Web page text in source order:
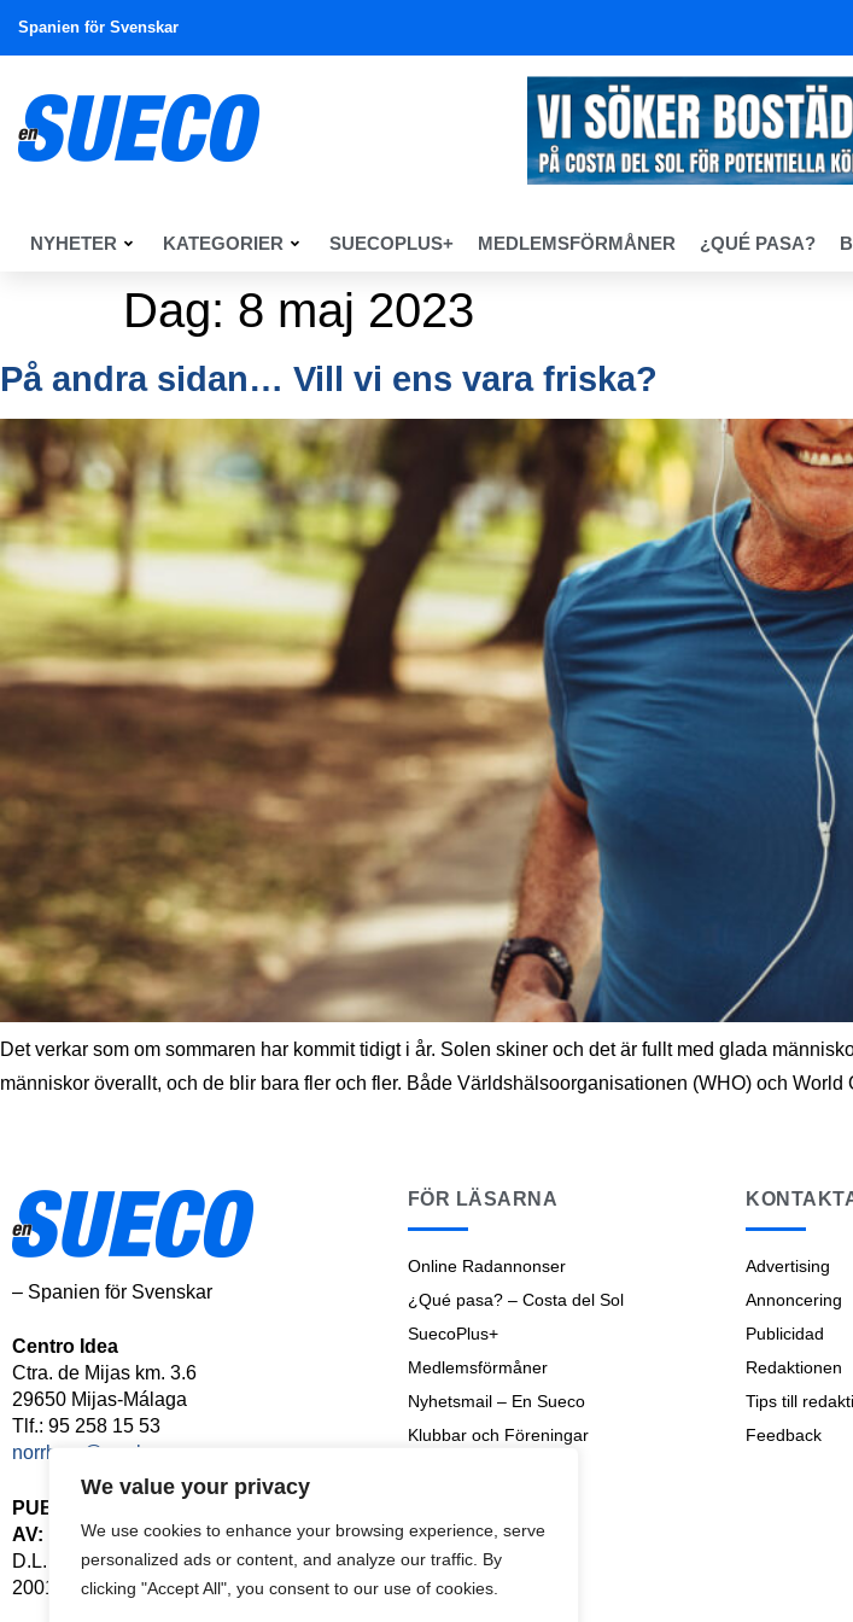
We value your privacy
We use cookies to enhance your browsing experience, serve
personalized ads or content, and analyze our traffic. By
clicking "Accept All", you consent to our use of cookies.
Spanien för Svenskar
NYHETER KATEGORIER SUECOPLUS+ MEDLEMSFÖRMÅNER ¿QUÉ PASA?
Dag: 8 maj 2023
På andra sidan… Vill vi ens vara friska?
Det verkar som om sommaren har kommit tidigt i år. Solen skiner och det är fullt med glada
människor överallt, och de blir bara fler och fler. Både Världshälsoorganisationen (WHO) och
– Spanien för Svenskar
Centro Idea
Ctra. de Mijas km. 3.6
29650 Mijas-Málaga
Tlf.: 95 258 15 53
norrbom@norrbom.com
PUBLICERAD
AV:
D.L. MA-126-
2001
FÖR LÄSARNA
Online Radannonser
¿Qué pasa? – Costa del Sol
SuecoPlus+
Medlemsförmåner
Nyhetsmail – En Sueco
Klubbar och Föreningar
Arkiv
Advertising
Annoncering
Publicidad
Redaktionen
Tips till
Feedback